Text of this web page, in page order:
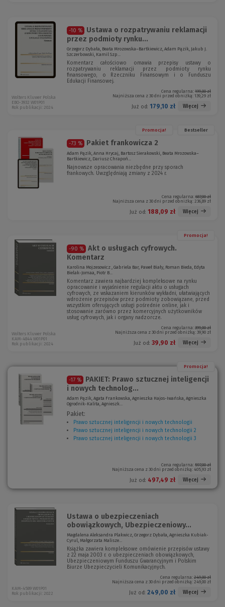
-10 %
Ustawa o rozpatrywaniu reklamacji
przez podmioty rynku...
Grzegorz Dybała, Beata Mrozowska–Bartkiewicz, Adam Pązik, Jakub J.
Szczerbowski, Kamil Szp...
Komentarz całościowo omawia przepisy ustawy o
rozpatrywaniu reklamacji przez podmioty rynku
finansowego, o Rzeczniku Finansowym i o Funduszu
Edukacji Finansowej.
Cena regularna: 199,00 zł
Najniższa cena z 30 dni przed obniżką: 139,29 zł
Już od: 179,10 zł Więcej
Wolters Kluwer Polska
EBO-3932 W01P01
Rok publikacji: 2024
Promocja! Bestseller
-73 % Pakiet frankowicza 2
Adam Pązik, Anna Hrycaj, Bartosz Sierakowski, Beata Mrozowska–
Bartkiewicz, Dariusz Chrapoń...
Najnowsze opracowania niezbędne przy sporach
frankowych. Uwzględniają zmiany z 2024 r.
Cena regularna: 687,00 zł
Najniższa cena z 30 dni przed obniżką: 236,89 zł
Już od: 188,09 zł Więcej
Promocja!
-90 %
Akt o usługach cyfrowych.
Komentarz
Karolina Mojzesowicz , Gabriela Bar, Paweł Biały, Roman Bieda, Edyta
Bielak-Jomaa, Piotr B...
Komentarz zawiera najbardziej kompleksowe na rynku
opracowanie i wyjaśnienie regulacji aktu o usługach
cyfrowych, ze wskazaniem kierunków wykładni, ułatwiających
wdrożenie przepisów przez podmioty zobowiązane, przed
wszystkim oferujących usługi pośrednie online, jak i
stosowanie zarówno przez komercyjnych użytkowników
usług cyfrowych, jak i organy nadzorcze.
Cena regularna: 399,00 zł
Najniższa cena z 30 dni przed obniżką: 39,90 zł
Już od: 39,90 zł Więcej
Wolters Kluwer Polska
KAM-4844 W01P01
Rok publikacji: 2024
Promocja!
-17 %
PAKIET: Prawo sztucznej inteligencji
i nowych technolog...
Adam Pązik, Agata Frankowska, Agnieszka Hajos-Iwańska, Agnieszka
Ogrodnik-Kalita, Agnieszk...
Pakiet:
Prawo sztucznej inteligencji i nowych technologii
N
o
o
k
n
Prawo sztucznej inteligencji i nowych technologii 2
e
o
k
Prawo sztucznej inteligencji i nowych technologii 3
w
e
o
Cena regularna: 597,00 zł
Najniższa cena z 30 dni przed obniżką: 405,93 zł
Już od: 497,49 zł Więcej
Ustawa o ubezpieczeniach
obowiązkowych, Ubezpieczeniowy...
Magdalena Aleksandra Plakwicz, Grzegorz Dybała, Agnieszka Kubiak-
Cyrul, Małgorzata Malisze...
Książka zawiera kompleksowe omówienie przepisów ustawy
z 22 maja 2003 r. o ubezpieczeniach obowiązkowych,
Ubezpieczeniowym Funduszu Gwarancyjnym i Polskim
Biurze Ubezpieczycieli Komunikacyjnych.
Cena regularna: 249,00 zł
Najniższa cena z 30 dni przed obniżką: 249,00 zł
Już od: 249,00 zł Więcej
KAM-4589 W01P01
Rok publikacji: 2022